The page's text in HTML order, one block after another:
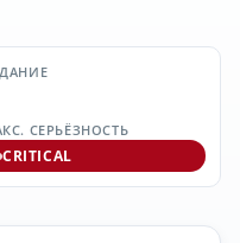
СЕРЬЁЗНОСТЬ
CRITICAL